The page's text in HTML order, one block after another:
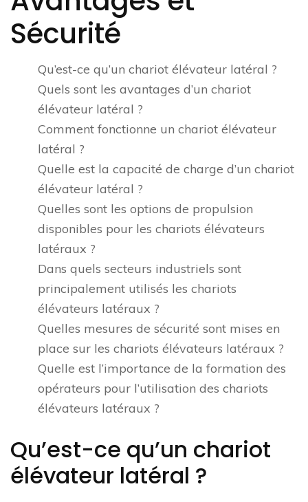
Sécurité
Qu’est-ce qu’un chariot élévateur latéral ?
Quels sont les avantages d’un chariot
élévateur latéral ?
Comment fonctionne un chariot élévateur
latéral ?
Quelle est la capacité de charge d’un chariot
élévateur latéral ?
Quelles sont les options de propulsion
disponibles pour les chariots élévateurs
latéraux ?
Dans quels secteurs industriels sont
principalement utilisés les chariots
élévateurs latéraux ?
Quelles mesures de sécurité sont mises en
place sur les chariots élévateurs latéraux ?
Quelle est l’importance de la formation des
opérateurs pour l’utilisation des chariots
élévateurs latéraux ?
Qu’est-ce qu’un chariot
élévateur latéral ?